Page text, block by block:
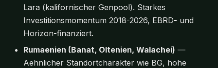
Lara (kalifornischer Genpool). Starkes
Investitionsmomentum 2018-2026, EBRD- und
Horizon-finanziert.
Rumaenien (Banat, Oltenien, Walachei) —
Aehnlicher Standortcharakter wie BG, hohe